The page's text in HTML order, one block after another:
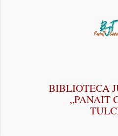
BIBLIOTECA
„PANAIT